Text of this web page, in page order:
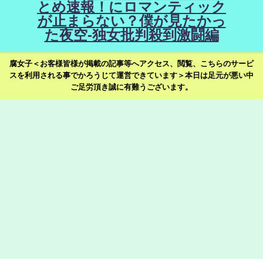
とめ速報！にロマンティック
が止まらない？僕が見たかっ
た夜空-独女批判殺到激闘編
腐女子＜お客様皆様が掲載の記事等へアクセス、閲覧、こちらのサービ
スを利用される事でかろうじて運営できています＞本日は足元が悪い中
ご足労頂き誠に有難うございます。